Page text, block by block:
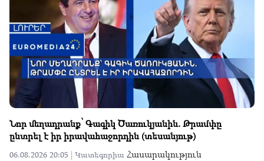
Նոր մեղադրանք՝ Գագիկ Ծառուկյանին. Թրամփը
ընտրել է իր իրավահաջորդին (տեսանյութ)
06.08.2026 20:05 | Կատեգորիա Հասարակություն